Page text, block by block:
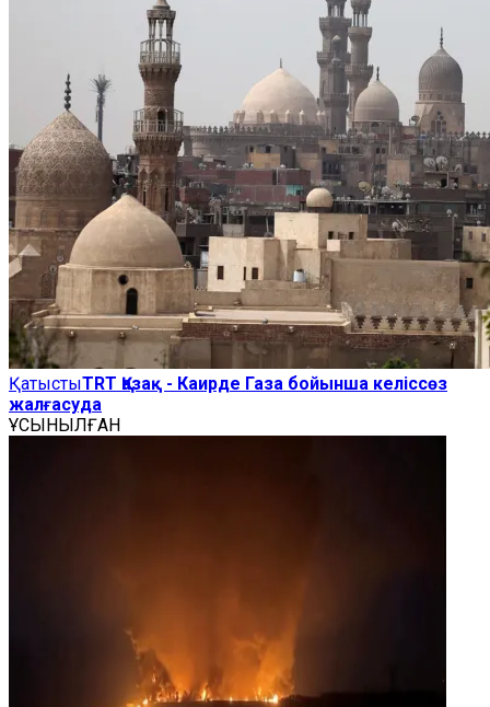
ҚатыстыTRT Қазақ - Каирде Газа бойынша келіссөз
жалғасуда
ҰСЫНЫЛҒАН